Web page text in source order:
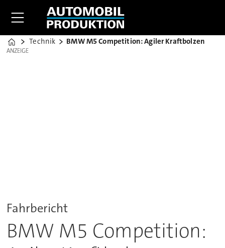
Home
Technik BMW M5 Competition: Agiler Kraftbolzen
ANZEIGE
ANZEIGE
Fahrbericht
BMW M5 Competition: